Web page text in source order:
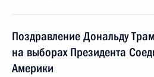
Поздравление Дональду
на выборах Президента
Америки